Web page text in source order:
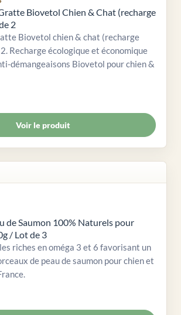
Biovetol Chien & Chat (recharge
2
Biovetol chien & chat (recharge
Recharge écologique et économique
démangeaisons Biovetol pour chien &
Voir le produit
de Saumon 100% Naturels pour
/ Lot de 3
riches en oméga 3 et 6 favorisant un
de peau de saumon pour chien et